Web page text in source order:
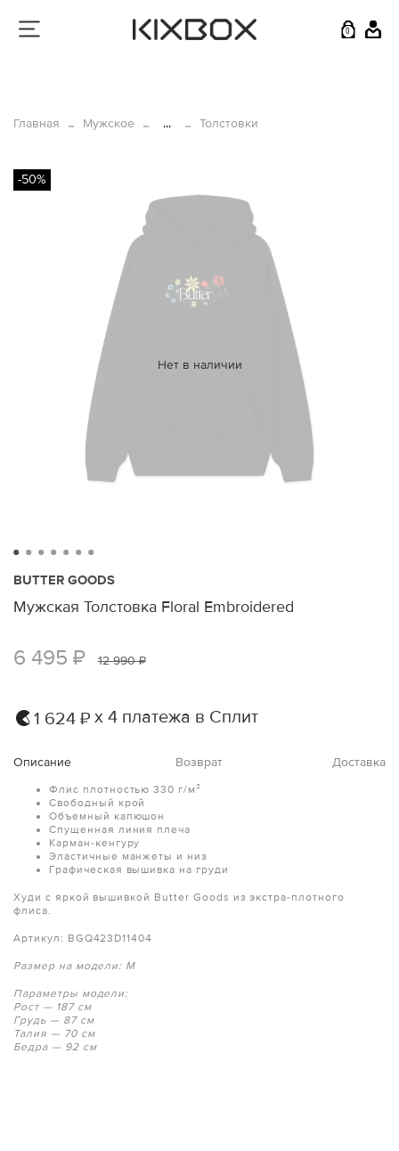
0
Главная Мужское ... Толстовки
Нет в наличии
-50%
BUTTER GOODS
Мужская Толстовка Floral Embroidered
6 495 ₽ 12 990 ₽
1 624 ₽ х 4 платежа в Сплит
Описание Возврат Доставка
Флис плотностью 330 г/м²
Свободный крой
Объемный капюшон
Спущенная линия плеча
Карман-кенгуру
Эластичные манжеты и низ
Графическая вышивка на груди
Худи с яркой вышивкой Butter Goods из экстра-плотного
флиса.
Артикул: BGQ423D11404
Размер на модели: M
Параметры модели:
Рост — 187 см
Грудь — 87 см
Талия — 70 см
Бедра — 92 см